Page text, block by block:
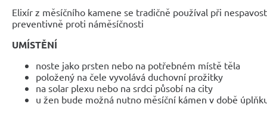
Elixír z měsíčního kamene se tradičně používal při
preventivně proti náměsíčnosti
UMÍSTĚNÍ
noste jako prsten nebo na potřebném místě těla
položený na čele vyvolává duchovní prožitky
na solar plexu nebo na srdci působí na city
u žen bude možná nutno měsíční kámen v době